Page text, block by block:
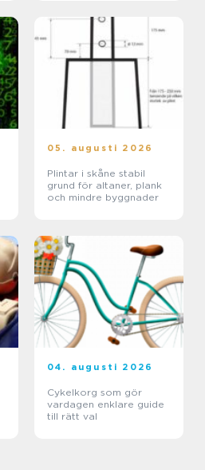
05. augusti 2026
Plintar i skåne stabil
grund för altaner, plank
och mindre byggnader
04. augusti 2026
Cykelkorg som gör
vardagen enklare guide
till rätt val